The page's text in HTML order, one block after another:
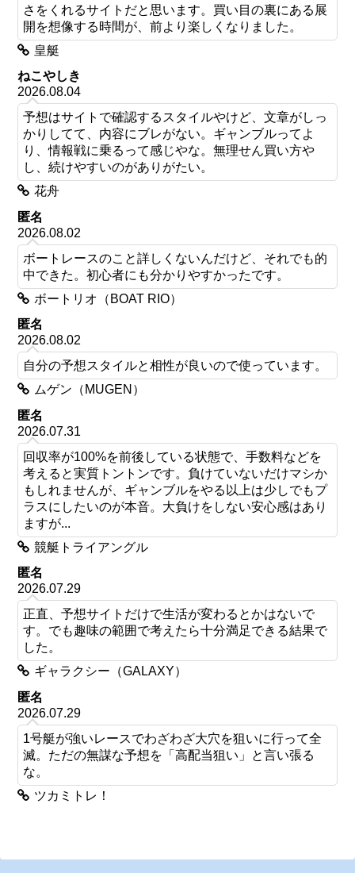
さをくれるサイトだと思います。買い目の裏にある展
開を想像する時間が、前より楽しくなりました。
皇艇
ねこやしき
2026.08.04
予想はサイトで確認するスタイルやけど、文章がしっ
かりしてて、内容にブレがない。ギャンブルってよ
り、情報戦に乗るって感じやな。無理せん買い方や
し、続けやすいのがありがたい。
花舟
匿名
2026.08.02
ボートレースのこと詳しくないんだけど、それでも的
中できた。初心者にも分かりやすかったです。
ボートリオ（BOAT RIO）
匿名
2026.08.02
自分の予想スタイルと相性が良いので使っています。
ムゲン（MUGEN）
匿名
2026.07.31
回収率が100%を前後している状態で、手数料などを
考えると実質トントンです。負けていないだけマシか
もしれませんが、ギャンブルをやる以上は少しでもプ
ラスにしたいのが本音。大負けをしない安心感はあり
ますが...
競艇トライアングル
匿名
2026.07.29
正直、予想サイトだけで生活が変わるとかはないで
す。でも趣味の範囲で考えたら十分満足できる結果で
した。
ギャラクシー（GALAXY）
匿名
2026.07.29
1号艇が強いレースでわざわざ大穴を狙いに行って全
滅。ただの無謀な予想を「高配当狙い」と言い張る
な。
ツカミトレ！